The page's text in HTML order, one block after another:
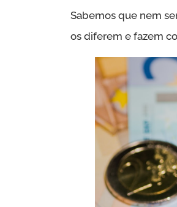
Sabemos que nem
os diferem e fazem